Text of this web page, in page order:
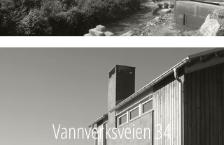
Vannverksveien 34